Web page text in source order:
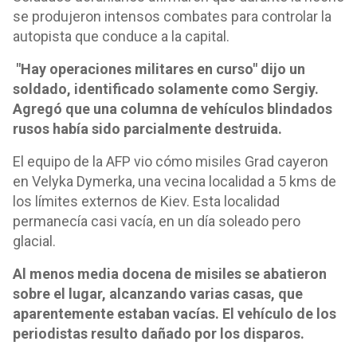
se produjeron intensos combates para controlar la
autopista que conduce a la capital.
"Hay operaciones militares en curso" dijo un
soldado, identificado solamente como Sergiy.
Agregó que una columna de vehículos blindados
rusos había sido parcialmente destruida.
El equipo de la AFP vio cómo misiles Grad cayeron
en Velyka Dymerka, una vecina localidad a 5 kms de
los límites externos de Kiev. Esta localidad
permanecía casi vacía, en un día soleado pero
glacial.
Al menos media docena de misiles se abatieron
sobre el lugar, alcanzando varias casas, que
aparentemente estaban vacías. El vehículo de los
periodistas resulto dañado por los disparos.